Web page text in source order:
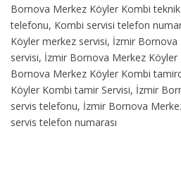
Bornova Merkez Köyler Kombi
telefonu, Kombi servisi telefon
Köyler merkez servisi, İzmir
servisi, İzmir Bornova Merkez
Bornova Merkez Köyler Kombi
Köyler Kombi tamir Servisi, İzmir
servis telefonu, İzmir Bornova
servis telefon numarası